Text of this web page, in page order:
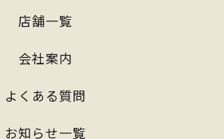
店舗一覧
会社案内
よくある質問
お知らせ一覧